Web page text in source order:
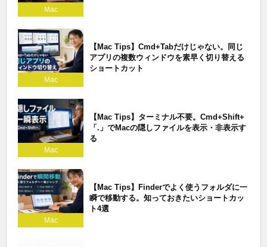
Mac
Mac
【Mac Tips】Cmd+Tabだけじゃない。同じ
アプリの複数ウィンドウを素早く切り替える
ショートカット
Mac
【Mac Tips】ターミナル不要。Cmd+Shift+
「.」でMacの隠しファイルを表示・非表示す
る
Mac
【Mac Tips】Finderでよく使うフォルダに一
瞬で移動する。知っておきたいショートカッ
ト4選